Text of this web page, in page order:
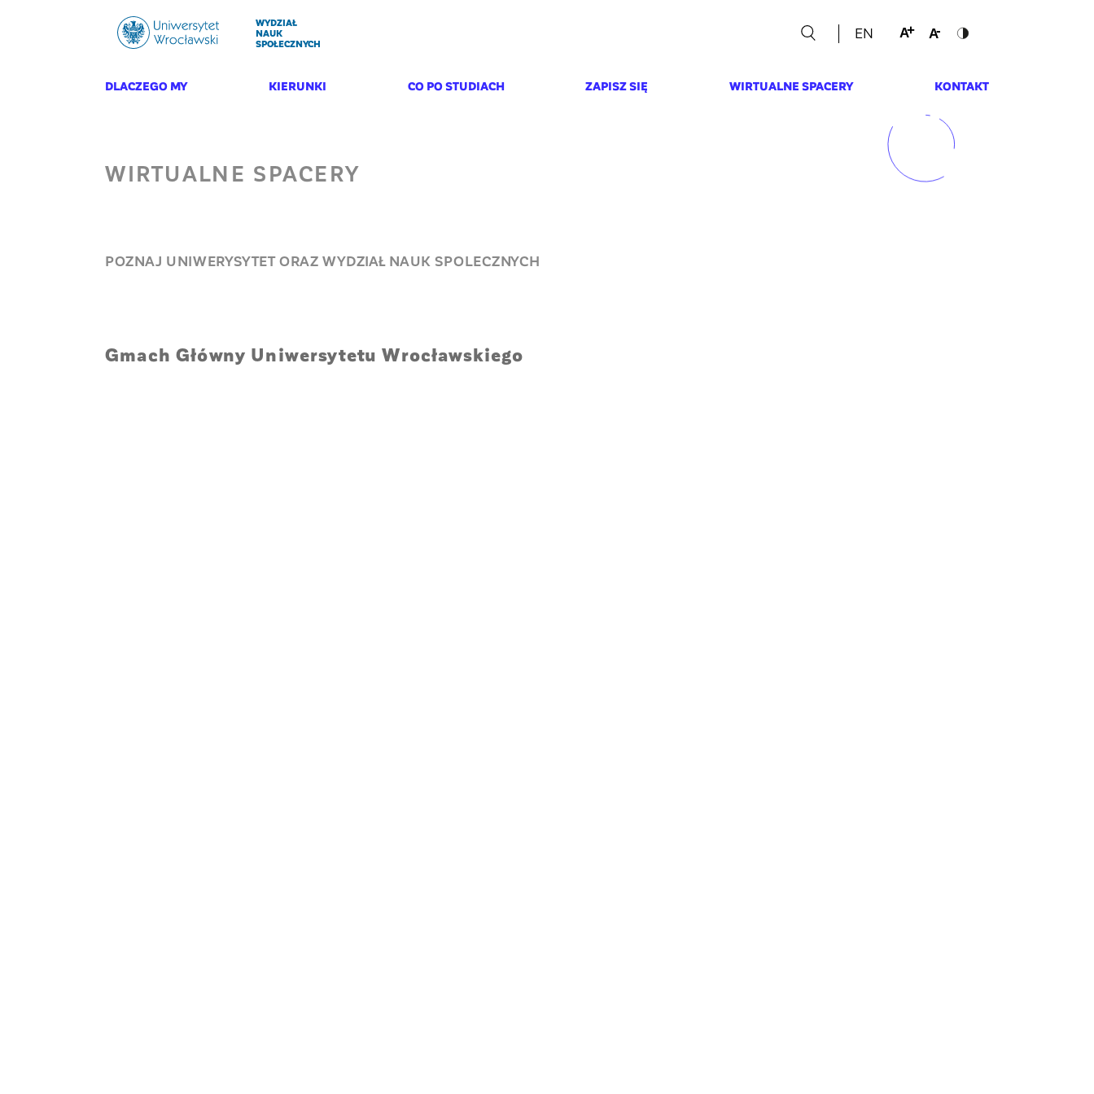
WYDZIAŁ
NAUK
SPOŁECZNYCH
EN
DLACZEGO MY KIERUNKI CO PO STUDIACH ZAPISZ SIĘ WIRTUALNE SPACERY KONTAKT
WIRTUALNE SPACERY
POZNAJ UNIWERYSYTET ORAZ WYDZIAŁ NAUK SPOLECZNYCH
Gmach Główny Uniwersytetu Wrocławskiego